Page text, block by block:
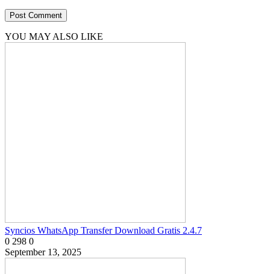
YOU MAY ALSO LIKE
Syncios WhatsApp Transfer Download Gratis 2.4.7
0 298 0
September 13, 2025